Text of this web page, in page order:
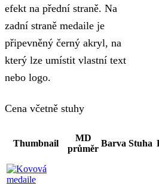
efekt na přední straně. Na
zadní straně medaile je
připevněný černý akryl, na
který lze umístit vlastní text
nebo logo.
Cena včetně stuhy
Thumbnail
MD
průměr
Barva Stuha